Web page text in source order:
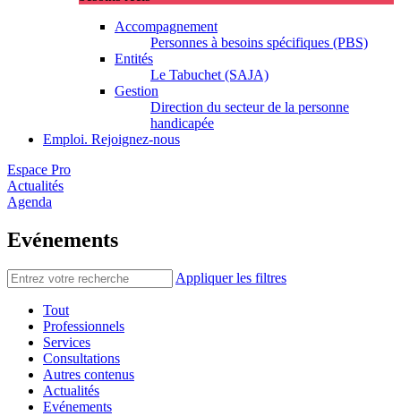
Accompagnement
Personnes à besoins spécifiques (PBS)
Entités
Le Tabuchet (SAJA)
Gestion
Direction du secteur de la personne
handicapée
Emploi. Rejoignez-nous
Espace Pro
Actualités
Agenda
Evénements
Appliquer les filtres
Tout
Professionnels
Services
Consultations
Autres contenus
Actualités
Evénements